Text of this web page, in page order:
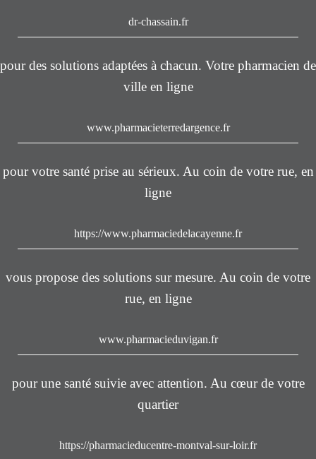
dr-chassain.fr
pour des solutions adaptées à chacun. Votre pharmacien de
ville en ligne
www.pharmacieterredargence.fr
pour votre santé prise au sérieux. Au coin de votre rue, en
ligne
https://www.pharmaciedelacayenne.fr
vous propose des solutions sur mesure. Au coin de votre
rue, en ligne
www.pharmacieduvigan.fr
pour une santé suivie avec attention. Au cœur de votre
quartier
https://pharmacieducentre-montval-sur-loir.fr